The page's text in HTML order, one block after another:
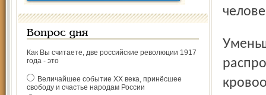
Вопрос дня
Как Вы считаете, две российские революции 1917
года - это
Величайшее событие ХХ века, принёсшее
свободу и счастье народам России
Уменьшилось число умерших от наиболее